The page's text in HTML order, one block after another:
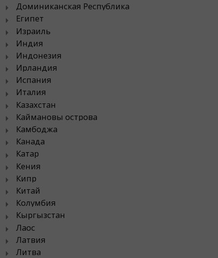
Доминиканская Республика
Египет
Израиль
Индия
Индонезия
Ирландия
Испания
Италия
Казахстан
Каймановы острова
Камбоджа
Канада
Катар
Кения
Кипр
Китай
Колумбия
Кыргызстан
Лаос
Латвия
Литва